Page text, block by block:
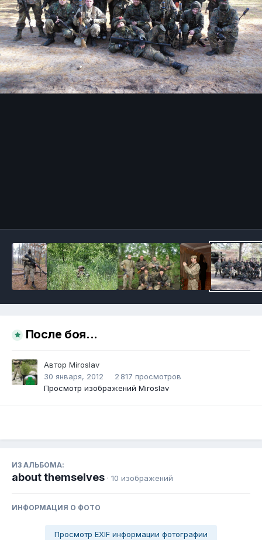
После боя...
Автор Miroslav
30 января, 2012
2 817 просмотров
Просмотр изображений Miroslav
ИЗ АЛЬБОМА:
about themselves · 10 изображений
ИНФОРМАЦИЯ О ФОТО
Просмотр EXIF информации фотографии